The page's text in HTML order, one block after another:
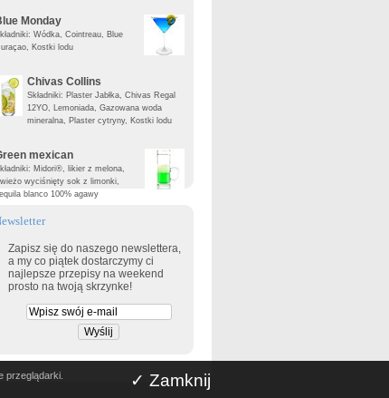
przeglądarki.
✓ Zamknij
Monday
Wódka, Cointreau, Blue
Kostki lodu
Chivas Collins
Składniki: Plaster Jabłka, Chivas Regal
12YO, Lemoniada, Gazowana woda
mineralna, Plaster cytryny, Kostki lodu
mexican
Midori®, likier z melona,
wyciśnięty sok z limonki,
blanco 100% agawy
Zapisz się do naszego newslettera,
a my co piątek dostarczymy ci
najlepsze przepisy na weekend
prosto na twoją skrzynke!